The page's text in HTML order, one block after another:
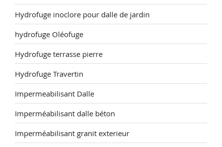
Hydrofuge inoclore pour dalle de jardin
hydrofuge Oléofuge
Hydrofuge terrasse pierre
Hydrofuge Travertin
Impermeabilisant Dalle
Imperméabilisant dalle béton
Imperméabilisant granit exterieur